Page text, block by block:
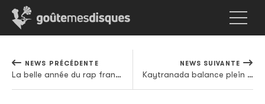
NEWS PRÉCÉDENTE
La belle année du rap français se poursuit: Espiiem de retour en novembre
NEWS SUIVANTE
Kaytranada balance plein d'inédits sur Soundcloud